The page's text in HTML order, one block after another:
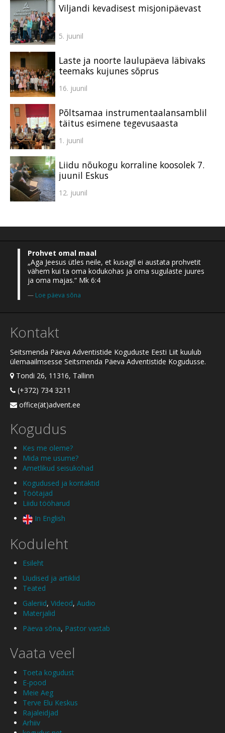
Viljandi kevadisest misjonipäevast
5. juunil
Laste ja noorte laulupäeva läbivaks
teemaks kujunes sõprus
16. juunil
Põltsamaa instrumentaalansamblil
täitus esimene tegevusaasta
1. juunil
Liidu nõukogu korraline koosolek 7.
juunil Eskus
12. juunil
Prohvet omal maal
„Aga Jeesus ütles neile, et kusagil ei austata prohvetit
vähem kui ta oma kodukohas ja oma sugulaste juures
ja oma majas.“ Mk 6:4
Loe päeva sõna
Kontakt
Seitsmenda Päeva Adventistide Koguduste Eesti Liit kuulub
ülemaailmsesse Seitsmenda Päeva Adventistide Kogudusse.
Tondi 26, 11316, Tallinn
(+372) 734 3211
office(ät)advent.ee
Kogudus
Kes me oleme?
Mida me usume?
Ametlikud seisukohad
Kogudused ja kontaktid
Töötajad
Liidu tööharud
In English
Koduleht
Esileht
Uudised ja artiklid
Teated
Galeriid, Videod, Audio
Materjalid
Päeva sõna, Pastor vastab
Vaata veel
Toeta kogudust
E-pood
Meie Aeg
Terve Elu Keskus
Rajaleidjad
Arhiiv